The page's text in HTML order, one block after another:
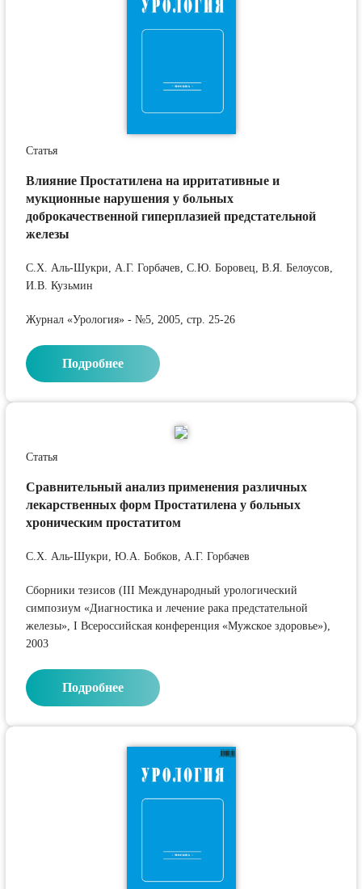
Статья
Влияние Простатилена на ирритативные и
мукционные нарушения у больных
доброкачественной гиперплазией предстательной
железы
С.Х. Аль-Шукри, А.Г. Горбачев, С.Ю. Боровец, В.Я. Белоусов,
И.В. Кузьмин
Журнал «Урология» - №5, 2005, стр. 25-26
Подробнее
Статья
Сравнительный анализ применения различных
лекарственных форм Простатилена у больных
хроническим простатитом
С.Х. Аль-Шукри, Ю.А. Бобков, А.Г. Горбачев
Сборники тезисов (III Международный урологический
симпозиум «Диагностика и лечение рака предстательной
железы», I Всероссийская конференция «Мужское здоровье»),
2003
Подробнее